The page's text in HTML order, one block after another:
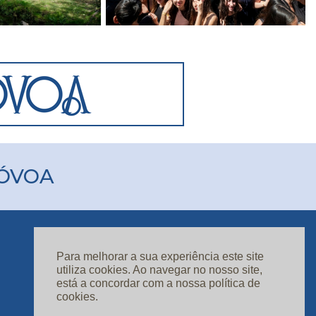
Para melhorar a sua experiência este site
utiliza cookies. Ao navegar no nosso site,
está a concordar com a nossa política de
cookies.
ASSINATURAS
CONTACTOS